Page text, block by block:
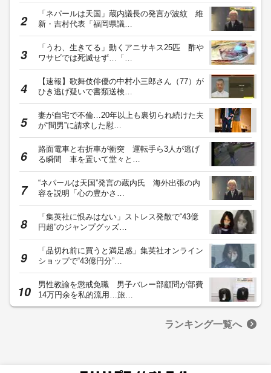
「ネパールは天国」蔵内議長の発言が波紋 維
新・吉村代表「福岡県議…
「うわ、生きてる」動くアニサキス25匹 酢や
ワサビでは死滅せず…「…
【速報】歌舞伎俳優の中村小三郎さん（77）が
ひき逃げ疑いで書類送検…
妻が自宅で不倫…20年以上も裏切られ続けた夫
が“間男”に請求した慰…
路面電車と右折車が衝突 運転手ら3人が逃げ
る瞬間 車を置いて堂々と…
“ネパールは天国”発言の蔵内氏 海外出張の内
容を説明「心の豊かさ…
「集英社に恨みはない」ストレス発散で“43億
円超”のジャンプグッズ…
「品切れ前に買うと満足感」集英社オンライン
ショップで“43億円分”…
男性教諭を懲戒免職 男子バレー部顧問が部費
14万円余を私的流用…旅…
ランキング一覧へ